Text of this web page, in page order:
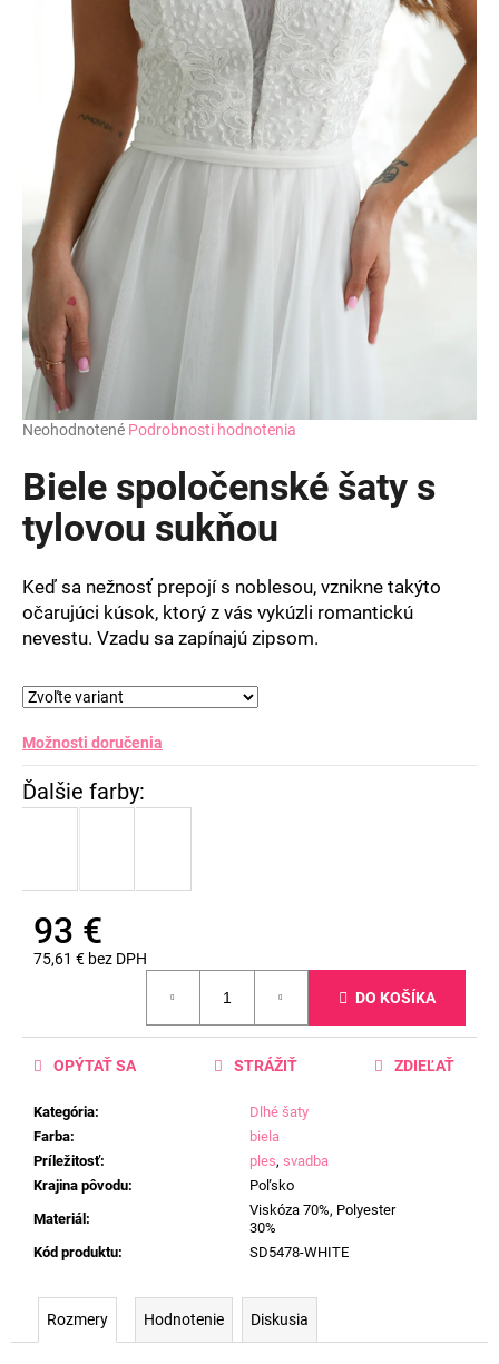
Priemerné
produktu
je
0,0
z
hviezdičiek.
Neohodnotené Podrobnosti hodnotenia
Biele spoločenské šaty s
tylovou sukňou
Keď sa nežnosť prepojí s noblesou, vznikne takýto
očarujúci kúsok, ktorý z vás vykúzli romantickú
nevestu. Vzadu sa zapínajú zipsom.
Možnosti doručenia
93 €
75,61 € bez DPH
DO KOŠÍKA
Kategória:
Dlhé šaty
Farba:
biela
Príležitosť: ples, svadba
Krajina pôvodu:
Poľsko
Materiál :
Viskóza 70%, Polyester
30%
Kód produktu: SD5478-WHITE
OPÝTAŤ SA STRÁŽIŤ ZDIEĽAŤ
Rozmery Hodnotenie Diskusia